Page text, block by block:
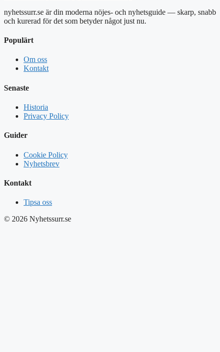
nyhetssurr.se är din moderna nöjes- och nyhetsguide — skarp, snabb
och kurerad för det som betyder något just nu.
Populärt
Om oss
Kontakt
Senaste
Historia
Privacy Policy
Guider
Cookie Policy
Nyhetsbrev
Kontakt
Tipsa oss
© 2026 Nyhetssurr.se